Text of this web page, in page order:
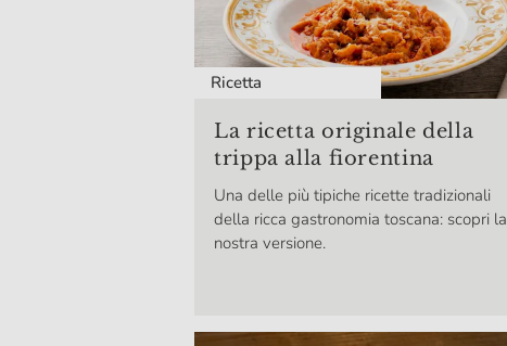
Ricetta
La ricetta originale della
trippa alla fiorentina
Una delle più tipiche ricette tradizionali
della ricca gastronomia toscana: scopri la
nostra versione.